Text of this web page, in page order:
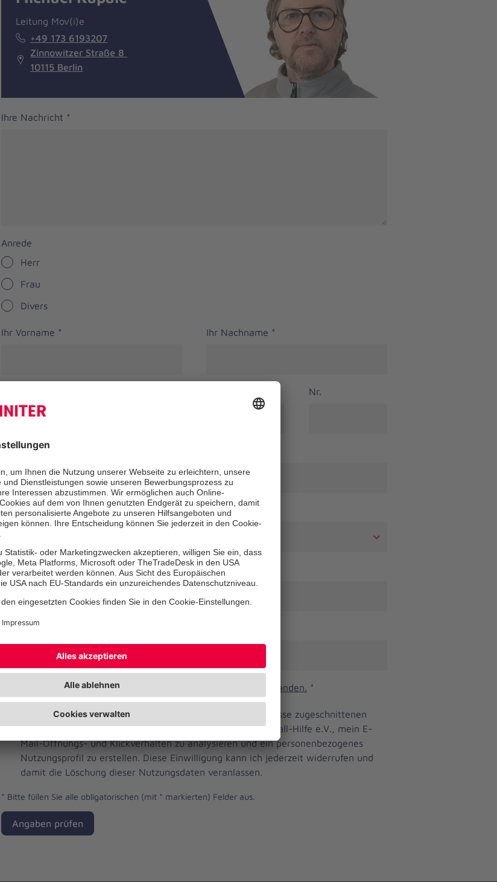
Leitung Mov(i)e
+49 173 6193207
Zinnowitzer Straße 8
10115 Berlin
Ihre Nachricht *
Anrede
Herr
Frau
Divers
Ihr Vorname * Ihr Nachname *
Nr.
PLZ*
Bundesland
Telefonnummer
Ihre E-Mail-Adresse
Ich habe die Datenschutzbestimmungen gelesen und verstanden. *
Brevo
Newsletter
Checkbox
Ja, ich möchte einen individuellen und auf meine Bedürfnisse zugeschnittenen
Newsletter erhalten. Dafür erlaube ich der Johanniter-Unfall-Hilfe e.V., mein E-
Mail-Öffnungs- und Klickverhalten zu analysieren und ein personenbezogenes
Nutzungsprofil zu erstellen. Diese Einwilligung kann ich jederzeit widerrufen und
damit die Löschung dieser Nutzungsdaten veranlassen.
* Bitte füllen Sie alle obligatorischen (mit * markierten) Felder aus.
Angaben prüfen